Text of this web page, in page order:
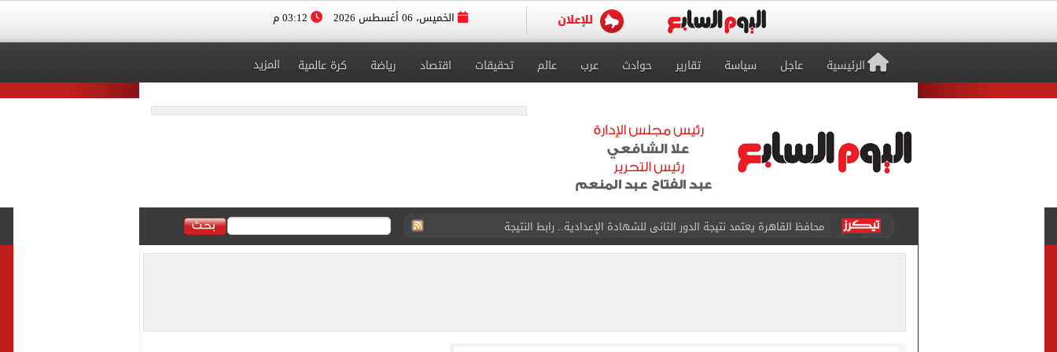
الخميس، 06 أغسطس 2026
الرئيسية عاجل سياسة تقارير حوادث عرب عالم تحقيقات اقتصاد رياضة كرة عالمية المزيد
وزير العمل يعلن توفير 3032 فرصة عمل في 56 شركة بـ9 محافظات
مجلس الوزراء يوافق على 12 قرار خلال اجتماعه الأسبوعي.. تعرف عليهم
الجيش البريطاني يحقق في اعتداءات جنسية بـ«كلية تدريب».. BBC تكشف التفاصيل